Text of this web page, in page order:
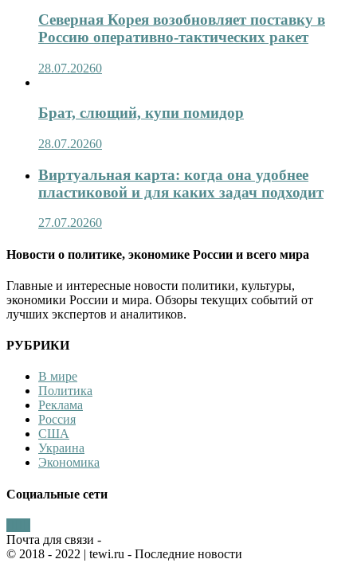
Северная Корея возобновляет поставку в
Россию оперативно-тактических ракет
28.07.20260
Брат, слющий, купи помидор
28.07.20260
Виртуальная карта: когда она удобнее
пластиковой и для каких задач подходит
27.07.20260
Новости о политике, экономике России и всего мира
Главные и интересные новости политики, культуры,
экономики России и мира. Обзоры текущих событий от
лучших экспертов и аналитиков.
РУБРИКИ
В мире
Политика
Реклама
Россия
США
Украина
Экономика
Социальные сети
Почта для связи -
© 2018 - 2022 | tewi.ru - Последние новости